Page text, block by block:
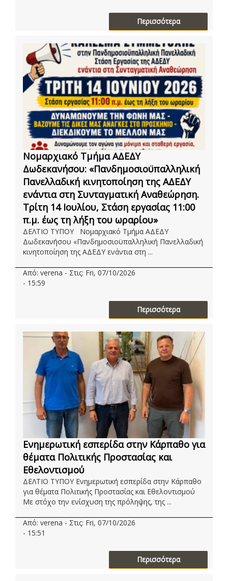
Περισσότερα
Νομαρχιακό Τμήμα ΑΔΕΔΥ
Δωδεκανήσου: «Πανδημοσιοϋπαλληλική
Πανελλαδική κινητοποίηση της ΑΔΕΔΥ
ενάντια στη Συνταγματική Αναθεώρηση.
Τρίτη 14 Ιουλίου, Στάση εργασίας 11:00
π.μ. έως τη λήξη του ωραρίου»
ΔΕΛΤΙΟ ΤΥΠΟΥ Νομαρχιακό Τμήμα ΑΔΕΔΥ
Δωδεκανήσου «Πανδημοσιοϋπαλληλική Πανελλαδική
κινητοποίηση της ΑΔΕΔΥ ενάντια στη ...
Από: verena - Στις: Fri, 07/10/2026
- 15:59
Περισσότερα
Ενημερωτική εσπερίδα στην Κάρπαθο για
θέματα Πολιτικής Προστασίας και
Εθελοντισμού
ΔΕΛΤΙΟ ΤΥΠΟΥ Ενημερωτική εσπερίδα στην Κάρπαθο
για θέματα Πολιτικής Προστασίας και Εθελοντισμού
Με στόχο την ενίσχυση της πρόληψης, της ...
Από: verena - Στις: Fri, 07/10/2026
- 15:51
Περισσότερα